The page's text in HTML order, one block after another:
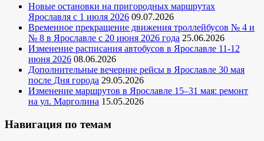
Новые остановки на пригородных маршрутах
Ярославля с 1 июля 2026 09.07.2026
Временное прекращение движения троллейбусов № 4 и
№ 8 в Ярославле с 20 июня 2026 года 25.06.2026
Изменение расписания автобусов в Ярославле 11-12
июня 2026 08.06.2026
Дополнительные вечерние рейсы в Ярославле 30 мая
после Дня города 29.05.2026
Изменение маршрутов в Ярославле 15–31 мая: ремонт
на ул. Марголина 15.05.2026
Навигация по темам